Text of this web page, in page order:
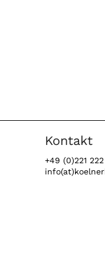
+49 (0)221
Kontakt